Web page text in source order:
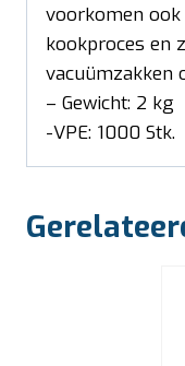
voorkomen
kookproces en
vacuümzakken
– Gewicht: 2 kg
-VPE: 1000 Stk.